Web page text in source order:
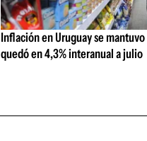
Inflación en Uruguay se
quedó en 4,3% interanual a julio